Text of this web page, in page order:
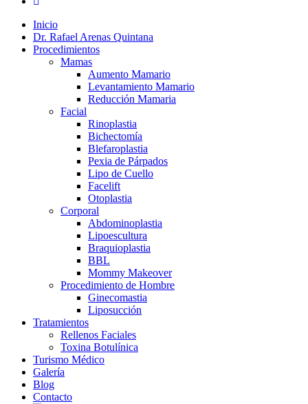
Inicio
Dr. Rafael Arenas Quintana
Procedimientos
Mamas
Aumento Mamario
Levantamiento Mamario
Reducción Mamaria
Facial
Rinoplastia
Bichectomía
Blefaroplastia
Pexia de Párpados
Lipo de Cuello
Facelift
Otoplastia
Corporal
Abdominoplastia
Lipoescultura
Braquioplastia
BBL
Mommy Makeover
Procedimiento de Hombre
Ginecomastia
Liposucción
Tratamientos
Rellenos Faciales
Toxina Botulínica
Turismo Médico
Galería
Blog
Contacto